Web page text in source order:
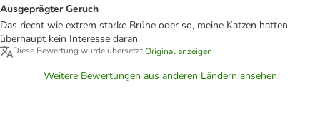
Ausgeprägter Geruch
Das riecht wie extrem starke Brühe oder so, meine Katzen hatten
überhaupt kein Interesse daran.
Diese Bewertung wurde übersetzt.Original anzeigen
Weitere Bewertungen aus anderen Ländern ansehen